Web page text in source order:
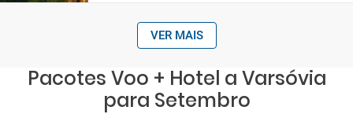
VER MAIS
Pacotes Voo + Hotel a Varsóvia
para Setembro